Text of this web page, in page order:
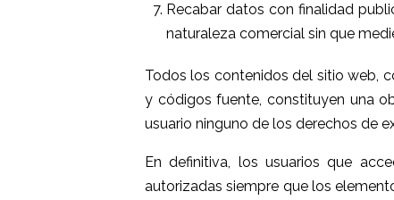
Recabar datos con finalidad
naturaleza comercial sin que
Todos los contenidos del sitio web,
y códigos fuente, constituyen una
usuario ninguno de los derechos de
En definitiva, los usuarios que
autorizadas siempre que los